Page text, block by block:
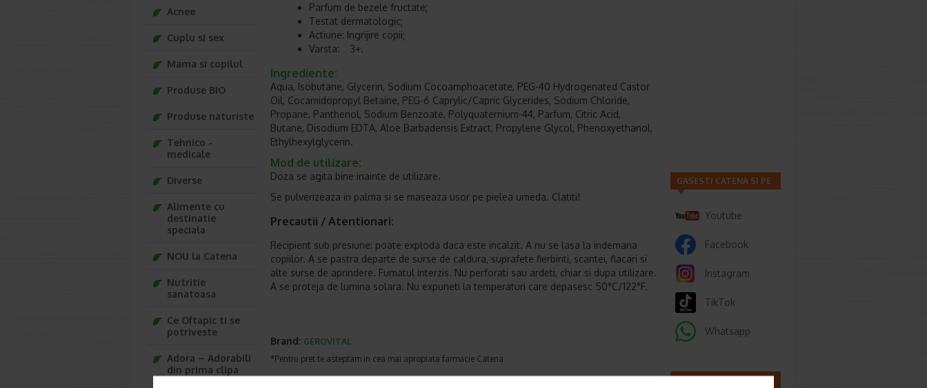
Parfum de bezele fructate;
Testat dermatologic;
Actiune: Ingrijire copii;
Varsta: 3+.
Ingrediente:
Aqua, Isobutane, Glycerin, Sodium Cocoamphoacetate, PEG-40 Hydrogenated Castor
Oil, Cocamidopropyl Betaine, PEG-6 Caprylic/Capric Glycerides, Sodium Chloride,
Propane, Panthenol, Sodium Benzoate, Polyquaternium-44, Parfum, Citric Acid,
Butane, Disodium EDTA, Aloe Barbadensis Extract, Propylene Glycol, Phenoxyethanol,
Ethylhexylglycerin.
Mod de utilizare:
Doza se agita bine inainte de utilizare.
Se pulverizeaza in palma si se maseaza usor pe pielea umeda. Clatiti!
Precautii / Atentionari:
Recipient sub presiune: poate exploda daca este incalzit. A nu se lasa la indemana
copiilor. A se pastra departe de surse de caldura, suprafete fierbinti, scantei, flacari si
alte surse de aprindere. Fumatul interzis. Nu perforati sau ardeti, chiar si dupa utilizare.
A se proteja de lumina solara. Nu expuneti la temperaturi care depasesc 50°C/122°F.
Brand: GEROVITAL
*Pentru pret te asteptam in cea mai apropiata farmacie Catena
Acnee
Cuplu si sex
Mama si copilul
Produse BIO
Produse naturiste
Tehnico -
medicale
Diverse
Alimente cu
destinatie
speciala
NOU la Catena
Nutritie
sanatoasa
Ce Oftapic ti se
potriveste
Adora – Adorabili
din prima clipa
GASESTI CATENA SI PE
Youtube
Facebook
Instagram
TikTok
Whatsapp